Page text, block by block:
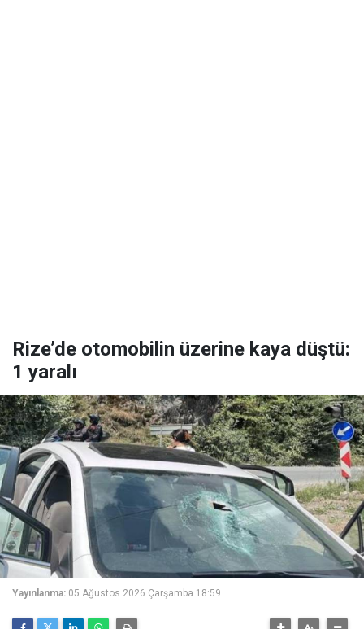
Rize’de otomobilin üzerine kaya düştü:
1 yaralı
Yayınlanma: 05 Ağustos 2026 Çarşamba 18:59